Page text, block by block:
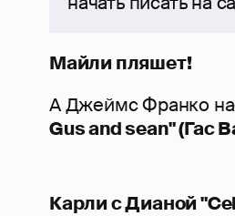
Майли пляшет!
А Джеймс Франко
Gus and sean" (Гас
Карли с Дианой